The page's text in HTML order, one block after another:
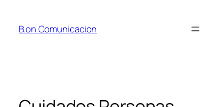
contenido
B.on Comunicacion